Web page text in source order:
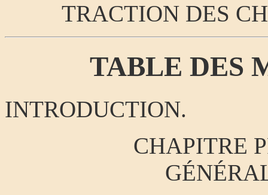
TRACTION DES
TABLE DES
INTRODUCTION.
CHAPITRE